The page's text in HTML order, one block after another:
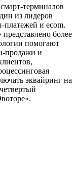
терминалов
из лидеров
платежей и ecom.
более
помогают
продажи и
эквайринг на